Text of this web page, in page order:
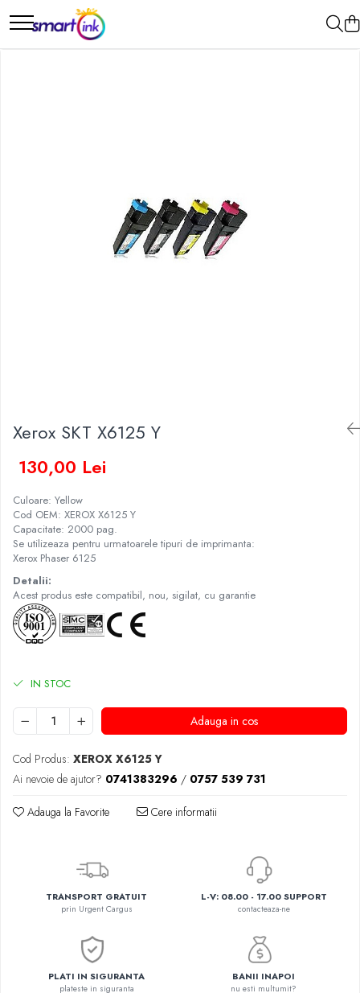
Xerox SKT X6125 Y
130,00 Lei
Culoare: Yellow
Cod OEM: XEROX X6125 Y
Capacitate: 2000 pag.
Se utilizeaza pentru urmatoarele tipuri de imprimanta:
Xerox Phaser 6125
Detalii:
Acest produs este compatibil, nou, sigilat, cu garantie
IN STOC
Adauga in cos
Cod Produs: XEROX X6125 Y
Ai nevoie de ajutor? 0741383296 / 0757 539 731
Adauga la Favorite Cere informatii
TRANSPORT GRATUIT
prin Urgent Cargus
L-V: 08.00 - 17.00 SUPPORT
contacteaza-ne
PLATI IN SIGURANTA
plateste in siguranta
BANII INAPOI
nu esti multumit?